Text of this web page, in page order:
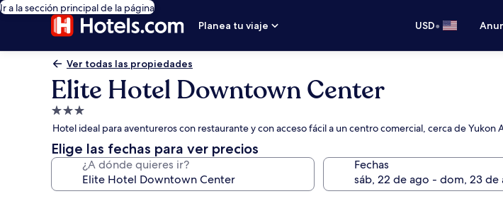
Ir a la sección principal de la página
Planea tu viaje
USD•
Ver todas las propiedades
Elite Hotel Downtown Center
Propiedad
de
3.0
estrellas
Hotel ideal para aventureros con restaurante y con acceso fácil a un centro comercial, cerca de Yukon
Elige las fechas para ver precios
¿A dónde quieres ir? Fechas